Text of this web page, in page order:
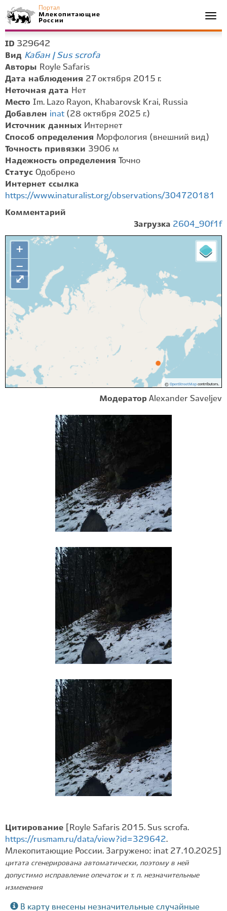
Портал
Млекопитающие
России
ID 329642
Вид Кабан | Sus scrofa
Авторы Royle Safaris
Дата наблюдения 27 октября 2015 г.
Неточная дата Нет
Место Im. Lazo Rayon, Khabarovsk Krai, Russia
Добавлен inat (28 октября 2025 г.)
Источник данных Интернет
Способ определения Морфология (внешний вид)
Точность привязки 3906 м
Надежность определения
Точно
Статус Одобрено
Интернет ссылка
https://www.inaturalist.org/observations/304720181
Комментарий
Загрузка 2604_90f1f
+
−
© OpenStreetMapcontributors.
⤢
Модератор Alexander Saveljev
Цитирование
[Royle Safaris 2015. Sus scrofa.
https://rusmam.ru/data/view?id=329642.
Млекопитающие России. Загружено: inat 27.10.2025]
цитата сгенерирована автоматически, поэтому в ней
допустимо исправление опечаток и т. п. незначительные
изменения
В карту внесены незначительные случайные